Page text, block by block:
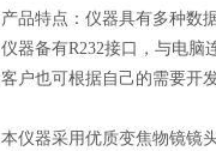
产品特点：仪器具有多种数
仪器备有R232接口，与电脑
客户也可根据自己的需要开
本仪器采用优质变焦物镜镜